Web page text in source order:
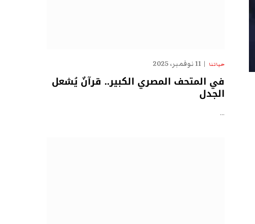
حياتنا 11 نوفمبر، 2025
في المتحف المصري الكبير.. قرآنٌ يُشعل
الجدل
…